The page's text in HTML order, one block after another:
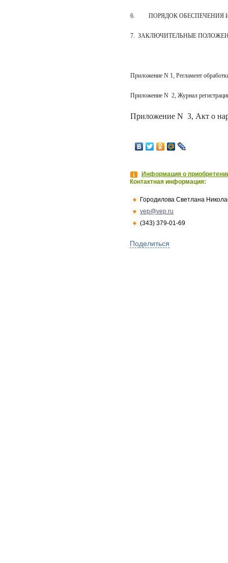
6. ПОРЯДОК
7. ЗАКЛЮЧИТЕЛЬНЫЕ
Приложение N 1, Регламент
Приложение N 2, Журнал
Приложение N 3, Акт о
Информация о
Контактная информация:
Городилова Светлана
vep@vep.ru
(343) 379-01-69
Поделиться